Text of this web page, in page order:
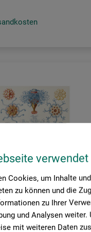
Cookies, um Inhalte
zu können und die
zu Ihrer
und Analysen
mit weiteren Daten